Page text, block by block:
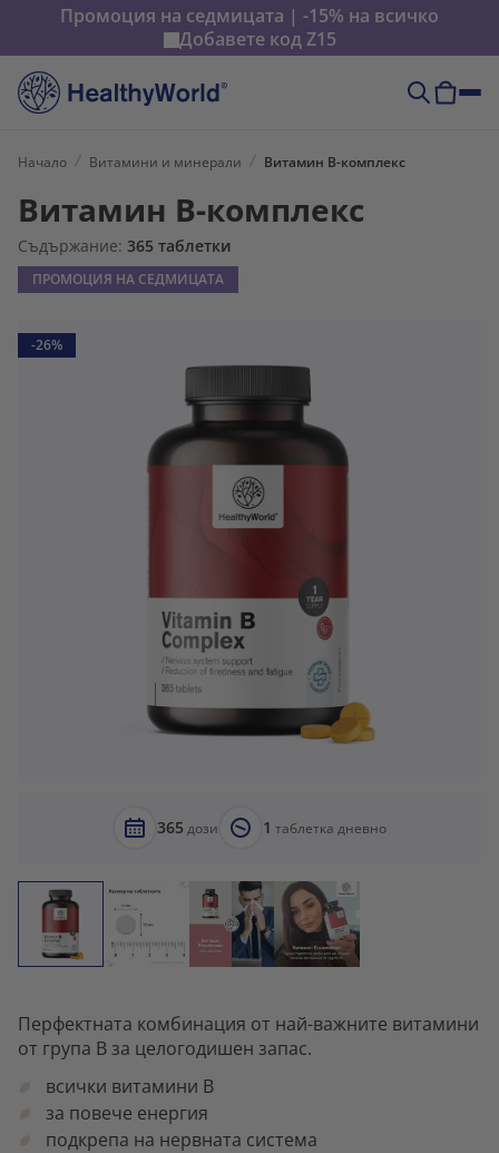
Промоция на седмицата | -15% на всичко
Добавете кодZ15
Начало Витамини и минерали Витамин B-комплекс
Витамин B-комплекс
Съдържание: 365 таблетки
ПРОМОЦИЯ НА СЕДМИЦАТА
-26%
365 дози 1 таблетка дневно
Перфектната комбинация от най-важните витамини
от група В за целогодишен запас.
всички витамини B
за повече енергия
подкрепа на нервната система